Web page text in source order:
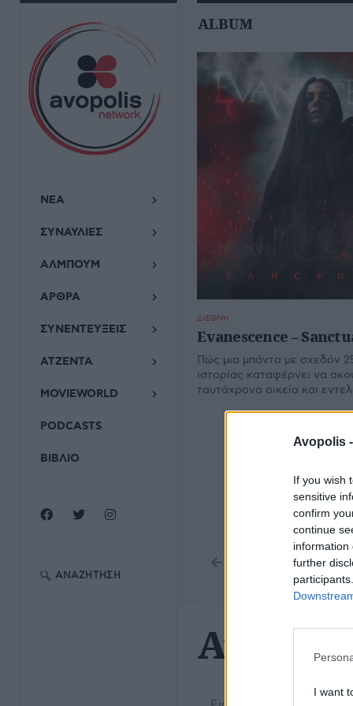
Avopolis -
If you wish
sensitive
confirm
continue
information
further
I want
ΝΕΑ
ΣΥΝΑΥΛΙΕΣ
ΑΛΜΠΟΥΜ
ΑΡΘΡΑ
ΣΥΝΕΝΤΕΥΞΕΙΣ
ΑΤΖΕΝΤΑ
MOVIEWORLD
PODCASTS
ΒΙΒΛΙΟ
ΑΝΑΖΉΤΗΣΗ
ALBUM
ΔΙΕΘΝΗ
Evanescence –
Πώς μια μπάντα με σχεδόν
ιστορίας καταφέρνει να
ταυτόχρονα οικεία και
Εισάγετε μέρος του